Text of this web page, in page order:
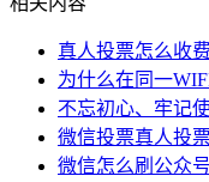
真人投票怎么收
为什么在同一
不忘初心、牢记
微信投票真人投
微信怎么刷公众